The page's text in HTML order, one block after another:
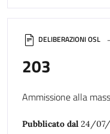
DELIBERAZIONI OSL
203
Ammissione alla
Pubblicato dal 24/